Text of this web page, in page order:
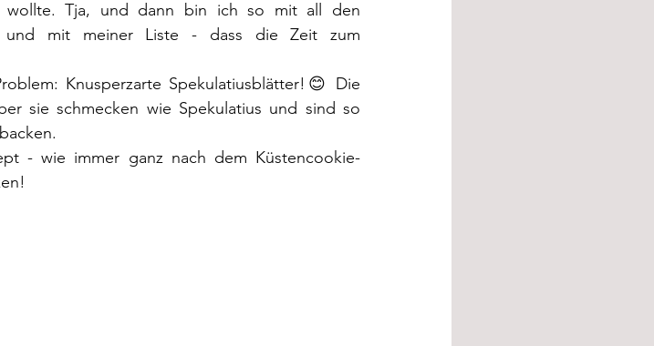
wollte. Tja, und dann bin ich so mit all den
- und mit meiner Liste - dass die Zeit zum
Knusperzarte Spekulatiusblätter!😊 Die
sie schmecken wie Spekulatius und sind so
- wie immer ganz nach dem Küstencookie-